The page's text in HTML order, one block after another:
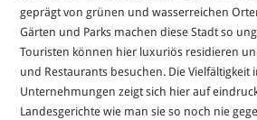
geprägt von grünen und wasserreichen
Gärten und Parks machen diese Stadt so
Touristen können hier luxuriös residieren
und Restaurants besuchen. Die Vielfältigkeit
Unternehmungen zeigt sich hier auf
Landesgerichte wie man sie so noch nie